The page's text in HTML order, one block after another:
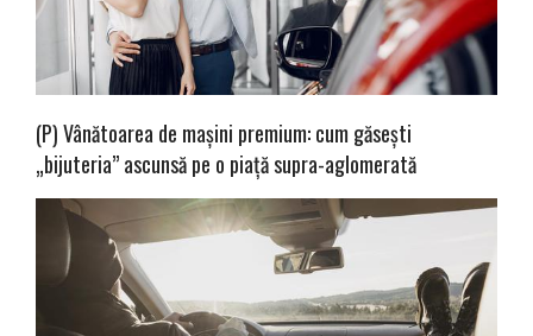
(P) Vânătoarea de mașini premium: cum găsești
„bijuteria” ascunsă pe o piață supra-aglomerată